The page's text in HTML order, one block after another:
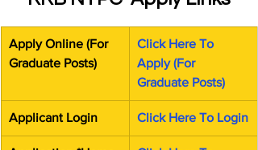
Apply Online (For
Graduate Posts)
Click Here To
Apply (For
Graduate Posts)
Applicant Login Click Here To Login